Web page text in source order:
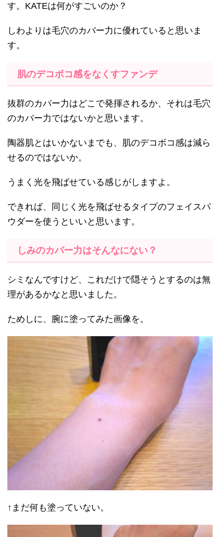
す。KATEは何がすごいのか？
しわよりは毛穴のカバー力に優れていると思いま
す。
肌のデコボコ感をなくすファンデ
抜群のカバー力はどこで発揮されるか、それは毛穴
のカバー力ではないかと思います。
陶器肌とはいかないまでも、肌のデコボコ感は減ら
せるのではないか。
うまく光を飛ばせている感じがしますよ。
できれば、同じく光を飛ばせるタイプのフェイスパ
ウダーを使うといいと思います。
しみのカバー力はそんなにない？
シミなんですけど、これだけで隠そうとするのは無
理があるかなと思いました。
ためしに、腕に塗ってみた画像を。
↑まだ何も塗っていない。